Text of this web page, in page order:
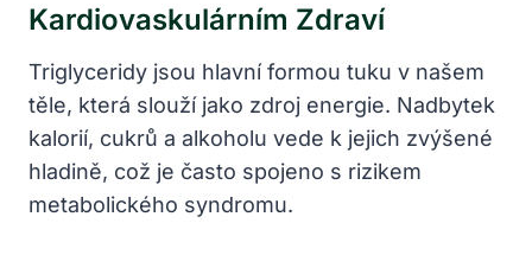
Kardiovaskulárním Zdraví
Triglyceridy jsou hlavní formou tuku v našem
těle, která slouží jako zdroj energie. Nadbytek
kalorií, cukrů a alkoholu vede k jejich zvýšené
hladině, což je často spojeno s rizikem
metabolického syndromu.